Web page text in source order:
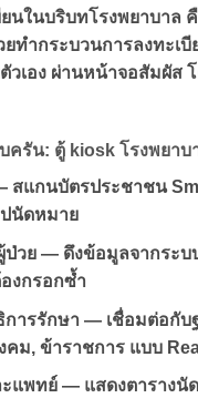
นในบริบทโรงพยาบาล
ทำกระบวนการลงทะเ
วเอง ผ่านหน้าจอสัมผัส
รัน: ตู้ kiosk โรงพยาบ
แกนบัตรประชาชน
นัดหมาย
วย — ดึงข้อมูลจากระบ
งกรอกซ้ำ
การรักษา — เชื่อมต่อกั
คม, ข้าราชการ แบบ
ะแพทย์ — แสดงตารางนั